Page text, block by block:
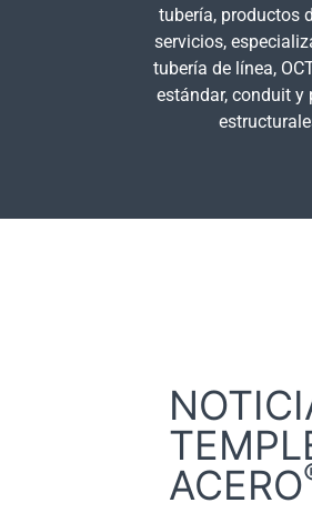
tubería, productos
servicios,
tubería de línea,
estándar, conduit y
ACERO